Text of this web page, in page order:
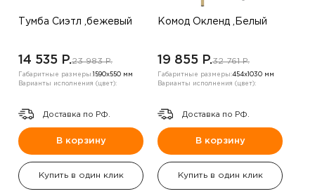
Тумба Сиэтл ,бежевый
14 535 P.23 983 P.
Габаритные размеры: 1590х550 мм
Варианты исполнения (цвет):
Доставка по РФ.
В корзину
Купить в один клик
Комод Окленд ,Белый
19 855 P.32 761 P.
Габаритные размеры:454х1030 мм
Варианты исполнения (цвет):
Доставка по РФ.
В корзину
Купить в один клик